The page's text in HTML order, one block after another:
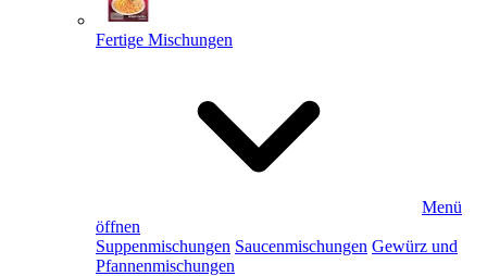
Fertige Mischungen
Menü
öffnen
Suppenmischungen Saucenmischungen Gewürz und
Pfannenmischungen